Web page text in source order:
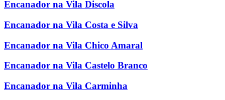
Encanador na Vila Discola
Encanador na Vila Costa e Silva
Encanador na Vila Chico Amaral
Encanador na Vila Castelo Branco
Encanador na Vila Carminha